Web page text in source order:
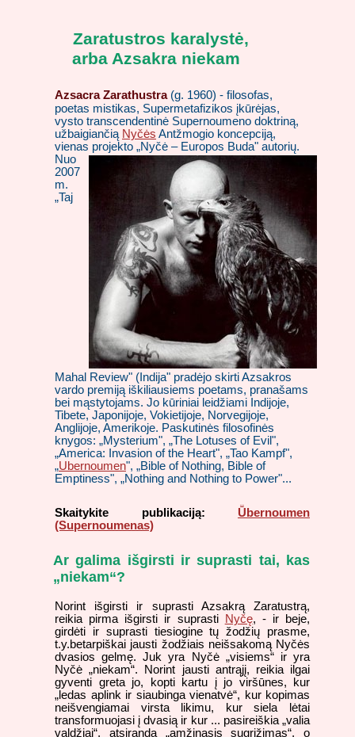
Zaratustros karalystė,
arba Azsakra niekam
Azsacra Zarathustra(g. 1960) - filosofas,
poetas mistikas, Supermetafizikos įkūrėjas,
vysto transcendentinė Supernoumeno doktriną,
užbaigiančią Nyčės Antžmogio koncepciją,
vienas projekto „Nyčė – Europos Buda" autorių.
Nuo
2007
m.
„Taj
Mahal Review" (Indija" pradėjo skirti Azsakros
vardo premiją iškiliausiems poetams, pranašams
bei mąstytojams. Jo kūriniai leidžiami Indijoje,
Tibete, Japonijoje, Vokietijoje, Norvegijoje,
Anglijoje, Amerikoje. Paskutinės filosofinės
knygos: „Mysterium", „The Lotuses of Evil",
„America: Invasion of the Heart", „Tao Kampf",
„Ubernoumen", „Bible of Nothing, Bible of
Emptiness", „Nothing and Nothing to Power"...
Skaitykite publikaciją: Ṻbernoumen
(Supernoumenas)
Ar galima išgirsti ir suprasti tai, kas
„niekam“?
Norint išgirsti ir suprasti Azsakrą Zaratustrą,
reikia pirma išgirsti ir suprasti
Nyčę, - ir beje,
girdėti ir suprasti tiesiogine tų žodžių prasme,
t.y.betarpiškai jausti žodžiais neišsakomą Nyčės
dvasios gelmę. Juk yra Nyčė „visiems“ ir yra
Nyčė „niekam“. Norint jausti antrąjį, reikia ilgai
gyventi greta jo, kopti kartu į jo viršūnes, kur
„ledas aplink ir siaubinga vienatvė“, kur kopimas
neišvengiamai virsta likimu, kur siela lėtai
transformuojasi į dvasią ir kur ... pasireiškia „valia
valdžiai“, atsiranda „amžinasis sugrįžimas“, o